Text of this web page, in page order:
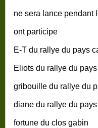
ne sera lance pendant
ont participe
E-T du rallye du pays
Eliots du rallye du
gribouille du rallye du
diane du rallye du
fortune du clos gabin